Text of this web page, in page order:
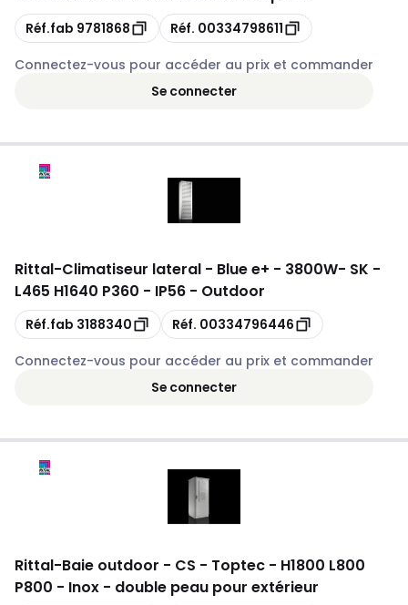
Copie
Réf.fab 9781868 Copie
Réf. 00334798611
Connectez-vous pour accéder au prix et commander
Se connecter
Rittal-Climatiseur lateral - Blue e+ - 3800W- SK -
L465 H1640 P360 - IP56 - Outdoor
Copie
Réf.fab 3188340 Copie
Réf. 00334796446
Connectez-vous pour accéder au prix et commander
Se connecter
Rittal-Baie outdoor - CS - Toptec - H1800 L800
P800 - Inox - double peau pour extérieur